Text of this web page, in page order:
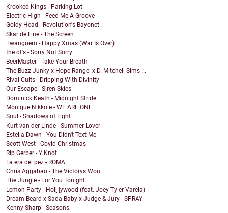
Krooked Kings - Parking Lot
Electric High - Feed Me A Groove
Goldy Head - Revolution's Bayonet
Skar de Line - The Screen
Twanguero - Happy Xmas (War Is Over)
the dt's - Sorry Not Sorry
BeerMaster - Take Your Breath
The Buzz Junky x Hope Rangel x D. Mitchell Sims ...
Rival Cults - Dripping With Divinity
Our Escape - Siren Skies
Dominick Keath - Midnight Stride
Monique Nikkole - WE ARE ONE
Soul - Shadows of Light
Kurt van der Linde - Summer Lover
Estella Dawn - You Didn't Text Me
Scott West - Covid Christmas
Rip Gerber - Y Knot
La era del pez - ROMA
Chris Aggabao - The Victorys Won
The Jungle - For You Tonight
Lemon Party - Hol[ ]ywood (feat. Joey Tyler Varela)
Dream Beard x Sada Baby x Judge & Jury - SPRAY
Kenny Sharp - Seasons